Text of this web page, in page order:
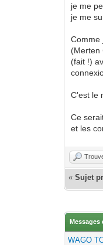
je me
je me
Comme
(Merten
(fait !)
C'est le
Ce
et les
«Sujet
Messages
WAGO